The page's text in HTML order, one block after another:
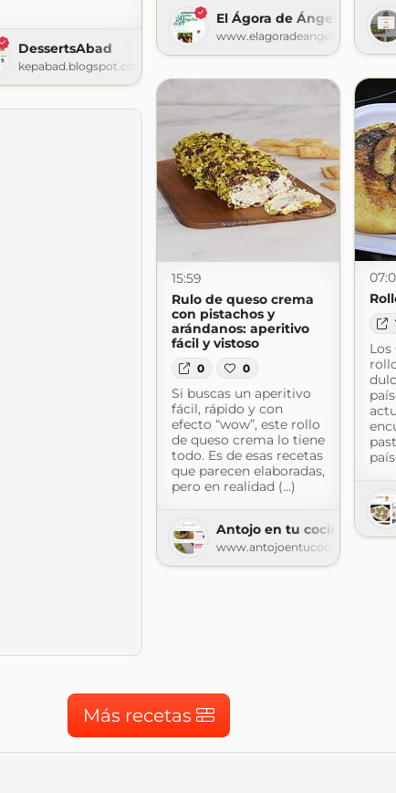
DessertsAbad
kepabad.blogspot.com
El Ágora de Ángeles
www.elagoradeangeles.com
15:59
Rulo de queso crema
con pistachos y
arándanos: aperitivo
fácil y vistoso
0 0
Si buscas un aperitivo
fácil, rápido y con
efecto “wow”, este rollo
de queso crema lo tiene
todo. Es de esas recetas
que parecen elaboradas,
pero en realidad (...)
Antojo en tu cocina
www.antojoentucocina.com
Más recetas